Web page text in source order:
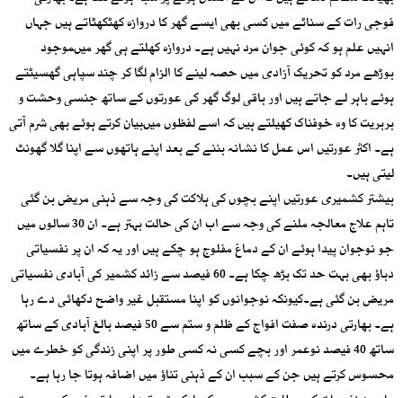
فوجی رات کے سناٹے میں کسی بھی ایسے گھر کا دروازہ کھٹکھٹاتے ہیں جہاں
انہیں علم ہو کہ کوئی جوان مرد نہیں ہے۔ دروازہ کھلتے ہی گھر میںموجود
بوڑھے مرد کو تحریک آزادی میں حصہ لینے کا الزام لگا کر چند سپاہی گھسیٹتے
ہوئے باہر لے جاتے ہیں اور باقی لوگ گھر کی عورتوں کے ساتھ جنسی وحشت و
بربریت کا وہ خوفناک کھیلتے ہیں کہ اسے لفظوں میںبیان کرتے ہوئے بھی شرم آتی
ہے۔ اکثر عورتیں اس عمل کا نشانہ بننے کے بعد اپنے ہاتھوں سے اپنا گلا گھونٹ
لیتی ہیں۔
بیشتر کشمیری عورتیں اپنے بچوں کی ہلاکت کی وجہ سے ذہنی مریض بن گئی
تاہم علاج معالجہ ملنے کی وجہ سے اب ان کی حالت بہتر ہے۔ ان 30 سالوں میں
جو نوجوان پیدا ہوئے ان کے دماغ مفلوج ہو چکے ہیں اور یہ کہ ان پر نفسیاتی
دباؤ بھی بہت حد تک بڑھ چکا ہے۔ 60 فیصد سے زائد کشمیر کی آبادی نفسیاتی
مریض بن گئی ہے۔کیونکہ نوجوانوں کو اپنا مستقبل غیر واضح دکھائی دے رہا
ہے۔ بھارتی درندہ صفت افواج کے ظلم و ستم سے 50 فیصد بالغ آبادی کے ساتھ
ساتھ 40 فیصد نوعمر اور بچے کسی نہ کسی طور پر اپنی زندگی کو خطرے میں
محسوس کرتے ہیں جن کے سبب ان کے ذہنی تناؤ میں اضافہ ہوتا جا رہا ہے۔